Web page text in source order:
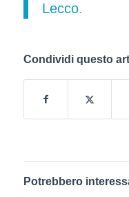
Lecco.
Condividi questo
Potrebbero